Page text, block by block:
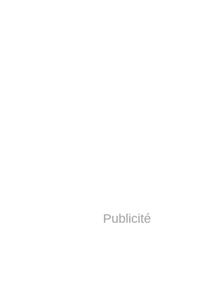
Publicité